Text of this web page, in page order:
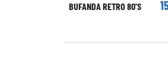
BUFANDA RETRO 80'S